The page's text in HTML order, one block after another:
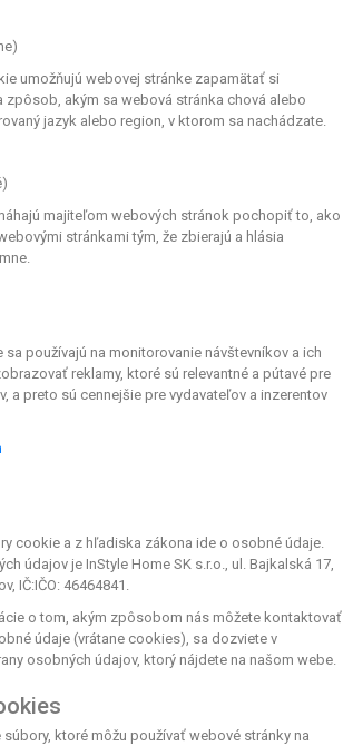
umožňujú webovej stránke zapamätať si
zpôsob, akým sa webová stránka chová alebo
jazyk alebo region, v ktorom sa nachádzate.
majiteľom webových stránok pochopiť to, ako
stránkami tým, že zbierajú a hlásia
používajú na monitorovanie návštevníkov a ich
reklamy, ktoré sú relevantné a pútavé pre
a preto sú cennejšie pre vydavateľov a inzerentov
cookie a z hľadiska zákona ide o osobné údaje.
údajov je InStyle Home SK s.r.o., ul. Bajkalská 17,
IČ:IČO: 46464841.
o tom, akým zpôsobom nás môžete kontaktovať
údaje (vrátane cookies), sa dozviete v
osobných údajov, ktorý nájdete na našom webe.
ktoré môžu používať webové stránky na